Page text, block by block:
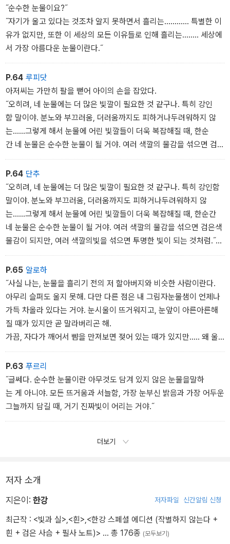
'아니, 그건 엄마들이 아기들을 위해 흘리는 눈물이야.'
'그럼 이 커다랗고 아름다운 푸른빛 눈물은요?'
'사랑하는 사람을 위해 흘리는 눈물이야.' - 본문 16쪽에서
꼭꼭 여며 싼 조그만 상자를 꺼냈다. 상자를 열자 다시 조그만 검은 주
머니가 나왔다. 주머니를 열자, 칠흑같이 검은 눈물 한 방울이 반짝이
고 있었다.
'바로 이게 그림자눈물이란다.'
아저씨는 이번에는 검은 가방의 옆주머니에서 손전등을 꺼냈다.
'이건 평범한 손전등이야.' - 본문 51쪽에서
˝순수한 눈물이요?˝
˝자기가 울고 있다는 것조차 알지 못하면서 흘리는………… 특별한 이
유가 없지만, 또한 이 세상의 모든 이유들로 인해 흘리는........ 세상에
서 가장 아름다운 눈물이란다.˝
P.64 루피닷
아저씨는 가만히 팔을 뻗어 아이의 손을 잡았다.
˝오히려, 네 눈물에는 더 많은 빛깔이 필요한 것 같구나. 특히 강인
함 말이야. 분노와 부끄러움, 더러움까지도 피하거나두려워하지 않
는......그렇게 해서 눈물에 어린 빛깔들이 더욱 복잡해질 때, 한순
간 네 눈물은 순수한 눈물이 될 거야. 여러 색깔의 물감을 섞으면 검은
색 물감이 되지만, 여러 색깔의빛을 섞으면 투명한 빛이 되는 것처럼.
˝
아저씨의 눈이 반짝였다.
˝하지만, 그러기 위해선 아직 시간이 필요한 것 같구나. 네가 단련
될 시간이.˝
P.64 단추
˝오히려, 네 눈물에는 더 많은 빛깔이 필요한 것 같구나. 특히 강인함
말이야. 분노와 부끄러움, 더러움까지도 피하거나두려워하지 않
는......그렇게 해서 눈물에 어린 빛깔들이 더욱 복잡해질 때, 한순간
네 눈물은 순수한 눈물이 될 거야. 여러 색깔의 물감을 섞으면 검은색
물감이 되지만, 여러 색깔의빛을 섞으면 투명한 빛이 되는 것처럼.˝
아저씨의 눈이 반짝였다.
˝하지만, 그러기 위해선 아직 시간이 필요한 것 같구나. 네가 단련될
시간이.˝
P.65 알로하
˝사실 나는, 눈물을 흘리기 전의 저 할아버지와 비슷한 사람이란다.
아무리 슬퍼도 울지 못해. 다만 다른 점은 내 그림자눈물샘이 언제나
가득 차올라 있다는 거야. 눈시울이 뜨거워지고, 눈앞이 아른아른해
질 때가 있지만 곧 말라버리곤 해.
가끔, 자다가 깨어서 뺨을 만져보면 젖어 있는 때가 있지만..... 왜 울
었는지, 무슨 꿈을 꾸었는지 기억할 수 없어. 하지만, 그때마다 내 그
림자는 많은 검은 눈물을 흘리고 있는 거지.˝
P.63 푸르리
˝글쎄다. 순수한 눈물이란 아무것도 담겨 있지 않은 눈물을말하
는 게 아니야. 모든 뜨거움과 서늘함, 가장 눈부신 밝음과 가장 어두운
그늘까지 담길 때, 거기 진짜빛이 어리는 거야.˝
더보기
저자 소개
지은이: 한강 저자파일 신간알림 신청
최근작 : <빛과 실>,<흰>,<한강 스페셜 에디션 (작별하지 않는다 +
흰 + 검은 사슴 + 필사 노트)> … 총 176종 (모두보기)